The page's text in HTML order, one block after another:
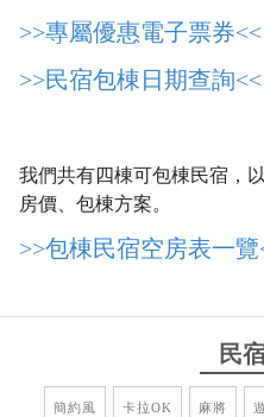
>>專屬優惠電子票券<<
>>民宿包棟日期查詢<<
我們共有四棟可包棟民宿，
房價、包棟方案。
>>包棟民宿空房表一覽
民
簡約風 卡拉OK 麻將